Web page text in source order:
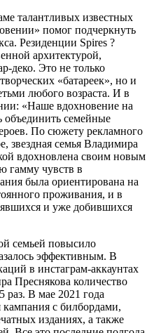
талантливых известных
помог подчеркнуть
Резиденции Spires ?
архитектурой,
деко. Это не только
«батареек», но и
любого возраста. И в
«Наше вдохновение на
объединить семейные
По сюжету рекламного
звездная семья Владимира
вдохновлена своим новым
гамму чувств в
была ориентирована на
проживания, и в
и уже добившихся
семьей повысило
эффективным. В
в инстаграм-аккаунтах
Преснякова количество
раз. В мае 2021 года
кампания с билбордами,
изданиях, а также